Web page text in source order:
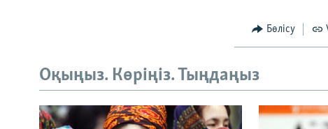
Бөлісу
Оқыңыз. Көріңіз. Тыңдаңыз